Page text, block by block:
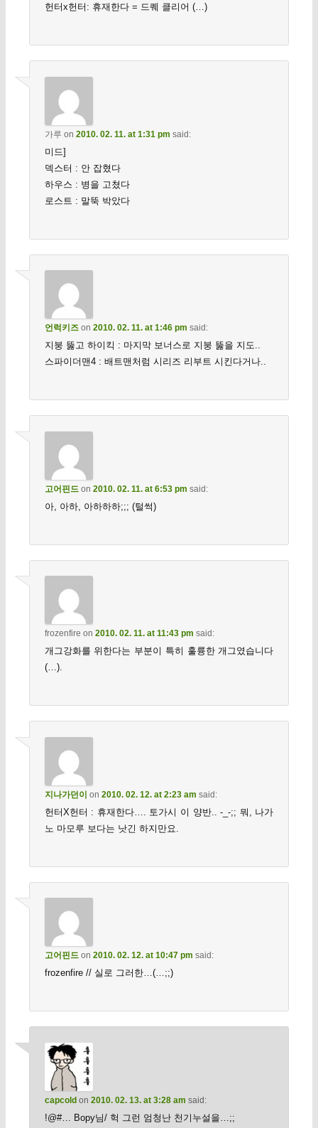
헌터x헌터: 휴재한다 = 드퀘 클리어 (…)
가루 on 2010. 02. 11. at 1:31 pm said:
미드]
덱스터 : 안 잡혔다
하우스 : 병을 고쳤다
로스트 : 말뚝 박았다
언럭키즈on 2010. 02. 11. at 1:46 pm said:
지붕 뚫고 하이킥 : 마지막 보너스로 지붕 뚫을 지도..
스파이더맨4 : 배트맨처럼 시리즈 리부트 시킨다거나..
고어핀드 on 2010. 02. 11. at 6:53 pm said:
아, 아하, 아하하하;;; (털썩)
frozenfire on 2010. 02. 11. at 11:43 pm said:
개그강화를 위한다는 부분이 특히 훌륭한 개그였습니다
(…).
지나가던이 on 2010. 02. 12. at 2:23 am said:
헌터X헌터 : 휴재한다…. 토가시 이 양반.. -_-;; 뭐, 나가
노 마모루 보다는 낫긴 하지만요.
고어핀드on 2010. 02. 12. at 10:47 pm said:
frozenfire // 실로 그러한…(…;;)
capcoldon 2010. 02. 13. at 3:28 am said:
!@#… Bopy님/ 헉 그런 엄청난 천기누설을…;;